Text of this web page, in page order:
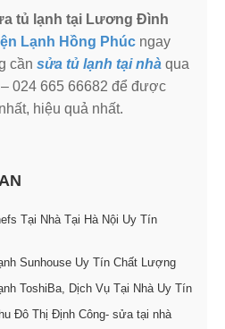
tủ lạnh tại Lương Đình
Lạnh Hồng Phúc ngay
cần sửa tủ lạnh tại nhà qua
024 665 66682 để được
hiệu quả nhất.
Tại Nhà Tại Hà Nội Uy Tín
Sunhouse Uy Tín Chất Lượng
ToshiBa, Dịch Vụ Tại Nhà Uy Tín
Đô Thị Định Công- sửa tại nhà